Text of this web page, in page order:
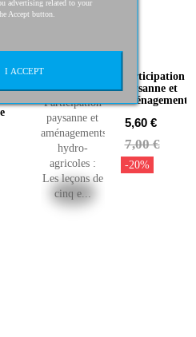
DISCOUNT
Participation
paysanne et
aménagements...
5,60 €
7,00 €
-20%
advertising related to your
Accept button.
I ACCEPT